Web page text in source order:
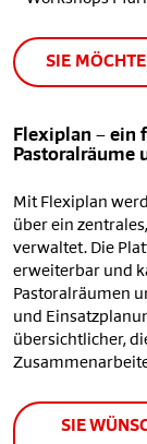
SIE
Flexiplan – ein
Pastoralräume
Mit Flexiplan
über ein
verwaltet. Die
erweiterbar und
Pastoralräumen
und
übersichtlicher,
SIE